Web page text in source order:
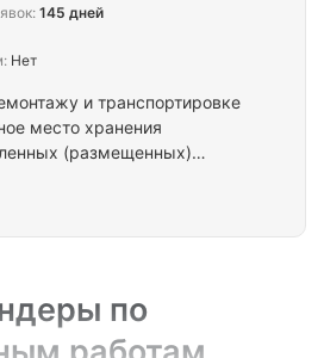
и транспортировке
место хранения
(размещенных)
"Город Таганрог"
145 дней
Нет
по